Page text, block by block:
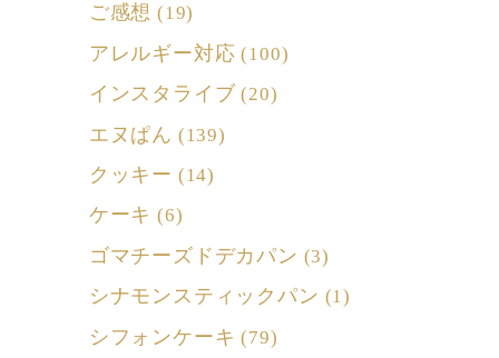
ご感想 (19)
アレルギー対応 (100)
インスタライブ (20)
エヌぱん (139)
クッキー (14)
ケーキ (6)
ゴマチーズドデカパン (3)
シナモンスティックパン (1)
シフォンケーキ (79)